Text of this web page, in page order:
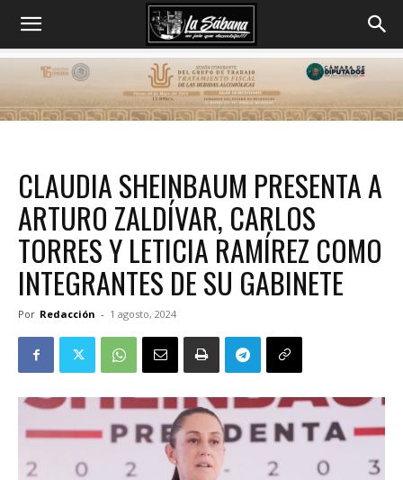
CLAUDIA SHEINBAUM PRESENTA A
ARTURO ZALDÍVAR, CARLOS
TORRES Y LETICIA RAMÍREZ COMO
INTEGRANTES DE SU GABINETE
Por Redacción - 1 agosto, 2024